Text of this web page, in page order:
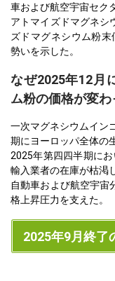
車および航空宇宙セク
アトマイズドマグネシ
ズドマグネシウム粉
勢いを示した。
なぜ2025年12月
ム粉の価格が変わ
一次マグネシウムイン
期にヨーロッパ全体の
2025年第四四半期に
輸入業者の在庫が枯渇
自動車および航空宇宙
格上昇圧力を支えた。
2025年9月終了